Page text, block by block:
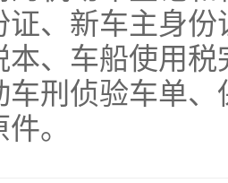
证、新车主身
本、车船使用
车刑侦验车单
。